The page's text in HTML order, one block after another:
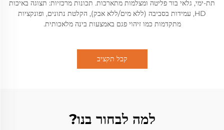
תת-ימי, גלאי בור פליטה ומצלמות מתארכות. תכונות מרכזיות: תצוגה באיכות
HD, עמידות בסביבה (ללא מים/ללא אבק), הקלטת נתונים, ופונקציות
מתקדמות כמו זיהוי פגם באמצעות בינה מלאכותית.
קבל תקציב
למה לבחור בנו?